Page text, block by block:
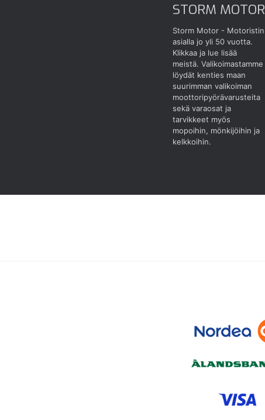
STORM MOTOR
Storm Motor - Motoristin
asialla jo yli 50 vuotta.
Klikkaa ja lue lisää
meistä. Valikoimastamme
löydät kenties maan
suurimman valikoiman
moottoripyörävarusteita
sekä varaosat ja
tarvikkeet myös
mopoihin, mönkijöihin ja
kelkkoihin.